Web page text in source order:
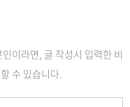
이라면, 글 작성시 입력한 비
수 있습니다.